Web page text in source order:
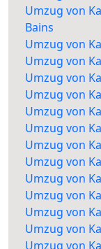
Umzug von
Bains
Umzug von
Umzug von
Umzug von
Umzug von
Umzug von
Umzug von
Umzug von
Umzug von
Umzug von
Umzug von
Umzug von
Umzug von
Umzug von